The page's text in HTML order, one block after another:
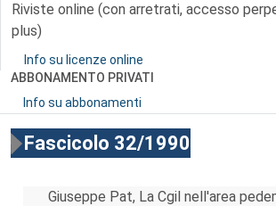
Riviste online (con arretrati, accesso
plus)
Info su licenze online
ABBONAMENTO PRIVATI
Info su abbonamenti
Fascicolo 32/1990
Giuseppe Pat, La Cgil nell'area